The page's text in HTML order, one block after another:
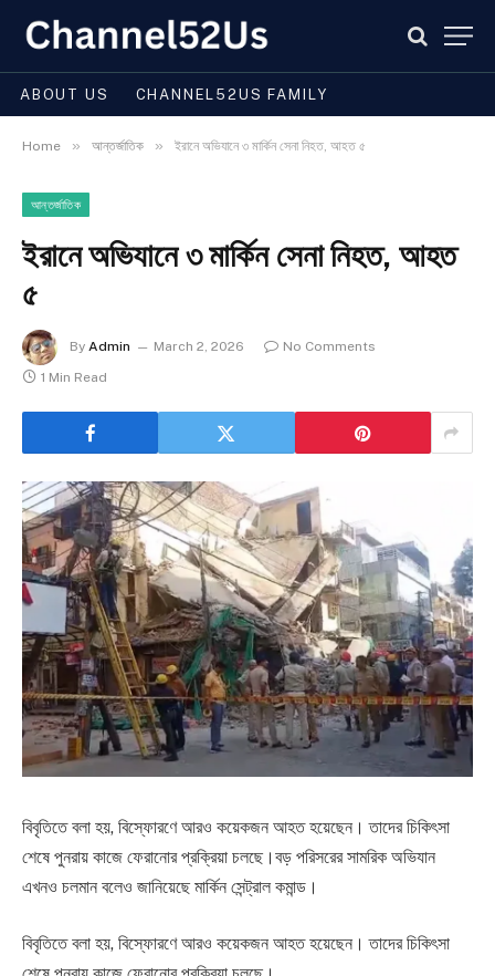
ABOUT US CHANNEL52US FAMILY
Home » আন্তর্জাতিক » ইরানে অভিযানে ৩ মার্কিন সেনা নিহত, আহত ৫
আন্তর্জাতিক
ইরানে অভিযানে ৩ মার্কিন সেনা নিহত, আহত
৫
By Admin March 2, 2026
No Comments
1 Min Read
বিবৃতিতে বলা হয়, বিস্ফোরণে আরও কয়েকজন আহত হয়েছেন। তাদের চিকিৎসা
শেষে পুনরায় কাজে ফেরানোর প্রক্রিয়া চলছে।বড় পরিসরের সামরিক অভিযান
এখনও চলমান বলেও জানিয়েছে মার্কিন সেন্ট্রাল কমান্ড।
বিবৃতিতে বলা হয়, বিস্ফোরণে আরও কয়েকজন আহত হয়েছেন। তাদের চিকিৎসা